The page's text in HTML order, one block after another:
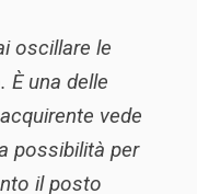
oscillare le
È una delle
vede
possibilità per
il posto